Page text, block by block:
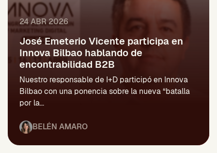
24 ABR 2026
José Emeterio Vicente participa en
Innova Bilbao hablando de
encontrabilidad B2B
Nuestro responsable de I+D participó en Innova
Bilbao con una ponencia sobre la nueva “batalla
por la...
BELÉN AMARO